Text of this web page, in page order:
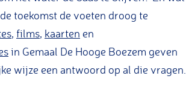
m
toekomst de voeten droog te
, films, kaarten en
in Gemaal De Hooge Boezem geven
wijze een antwoord op al die vragen.